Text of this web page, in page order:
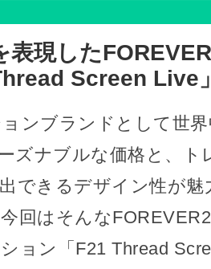
表現した
Screen Live
ンブランドとして世
ズナブルな価格と、ト
できるデザイン性が魅
回はそんな
ョン「F21 Thread